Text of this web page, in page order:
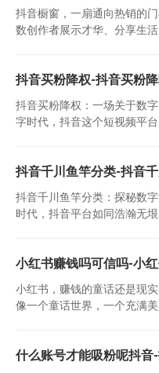
抖音橱窗，一扇通向热销的
数创作者展示才华、分享生
抖音买粉降权-抖音买粉
抖音买粉降权：一场关于数
字时代，抖音这个短视频平
抖音千川鱼竿分类-抖音
抖音千川鱼竿分类：探秘数
时代，抖音平台如同浩瀚无
小红书赚钱吗可信吗-小
小红书，赚钱的童话还是现
像一个童话世界，一个充满
什么账号才能吸粉呢抖音